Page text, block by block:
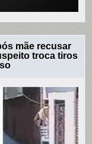
mãe recusar
troca tiros